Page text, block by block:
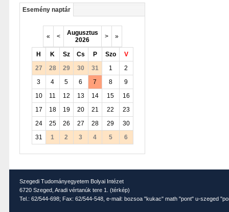
Esemény naptár
« <
Augusztus
2026
> »
H K Sz Cs P Szo
V
27
28 29 30 31 1
2
3
4 5 6 7 8
9
10
11 12 13 14 15
16
17
18 19 20 21 22
23
24
25 26 27 28 29
30
31
1 2 3 4 5 6
Szegedi Tudományegyetem Bolyai Intézet
6720 Szeged, Aradi vértanúk tere 1. (térkép)
Tel.: 62/544-698; Fax: 62/544-548, e-mail: bozsoa "kukac" math "pont" u-szeged